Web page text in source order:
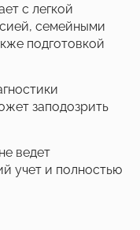
с легкой
семейными
подготовкой
заподозрить
ведет
учет и полностью